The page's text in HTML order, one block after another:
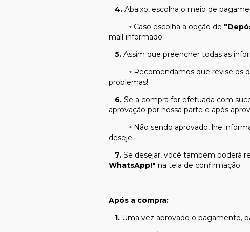
4. Abaixo, escolha o meio de
• Caso escolha a opção de
mail informado.
5. Assim que preencher todas as
• Recomendamos que revise os
problemas!
6. Se a compra for efetuada com
aprovação por nossa parte e após
• Não sendo aprovado, lhe
deseje
7. Se desejar, você também poderá
WhatsApp!" na tela de confirmação.
Após a compra:
1. Uma vez aprovado o pagamento,